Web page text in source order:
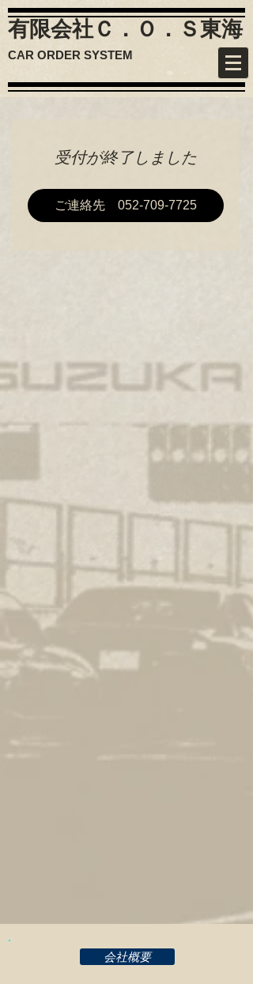
有限会社Ｃ．Ｏ．Ｓ東海
CAR ORDER SYSTEM
受付が終了しました
ご連絡先 052-709-7725
会社概要